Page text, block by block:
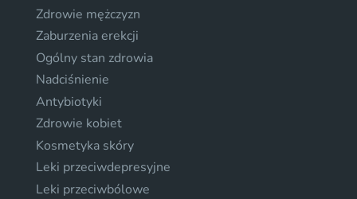
Zdrowie mężczyzn
Zaburzenia erekcji
Ogólny stan zdrowia
Nadciśnienie
Antybiotyki
Zdrowie kobiet
Kosmetyka skóry
Leki przeciwdepresyjne
Leki przeciwbólowe